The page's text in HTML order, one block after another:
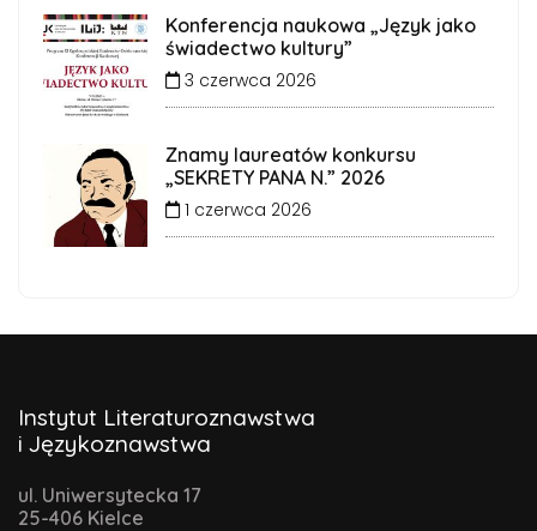
Konferencja naukowa „Język jako
świadectwo kultury”
3 czerwca 2026
Znamy laureatów konkursu
„SEKRETY PANA N.” 2026
1 czerwca 2026
Instytut Literaturoznawstwa
i Językoznawstwa
ul. Uniwersytecka 17
25-406 Kielce